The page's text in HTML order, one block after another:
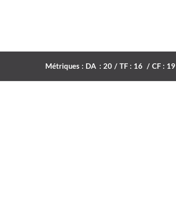
Métriques : DA : 20 / TF : 16 / CF : 19